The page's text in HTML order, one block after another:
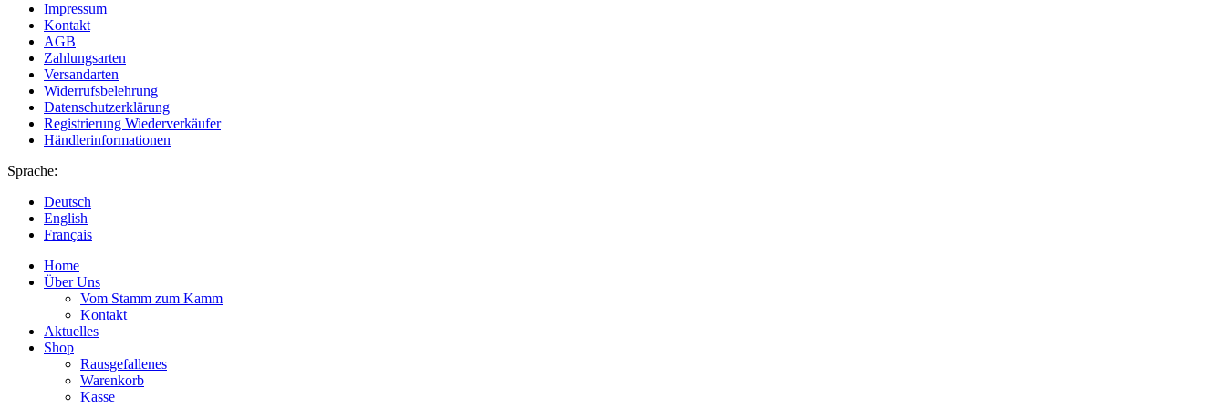
Impressum
Kontakt
AGB
Zahlungsarten
Versandarten
Widerrufsbelehrung
Datenschutzerklärung
Registrierung Wiederverkäufer
Händlerinformationen
Sprache:
Deutsch
English
Français
Home
Über Uns
Vom Stamm zum Kamm
Kontakt
Aktuelles
Shop
Rausgefallenes
Warenkorb
Kasse